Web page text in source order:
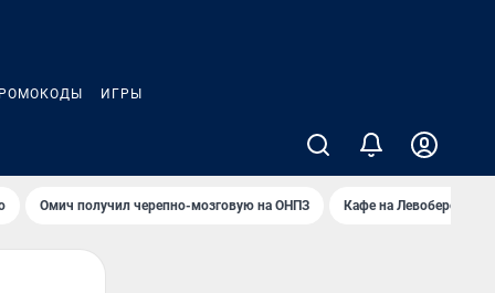
ИГРЫ
Омич получил черепно-мозговую на ОНПЗ Кафе на Левобережье